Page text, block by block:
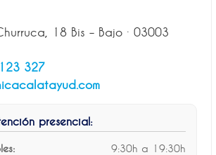
18 Bis – Bajo · 03003
327
presencial:
9:30h a 19:30h